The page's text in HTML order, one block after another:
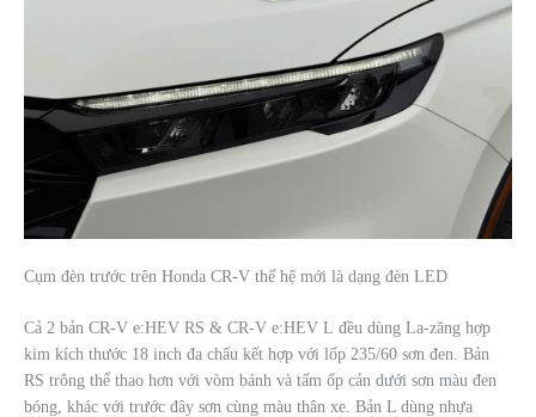
Cụm đèn trước trên Honda CR-V thế hệ mới là dạng đèn LED
Cả 2 bản CR-V e:HEV RS & CR-V e:HEV L đều dùng La-zăng hợp
kim kích thước 18 inch đa chấu kết hợp với lốp 235/60 sơn đen. Bản
RS trông thể thao hơn với vòm bánh và tấm ốp cản dưới sơn màu đen
bóng, khác với trước đây sơn cùng màu thân xe. Bản L dùng nhựa